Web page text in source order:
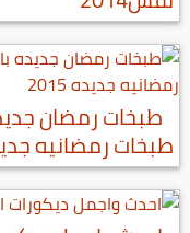
طبخات رمضانيه جديده